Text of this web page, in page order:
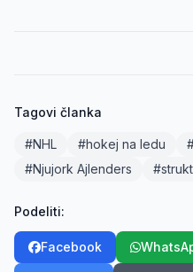
Tagovi članka
#NHL #hokej na ledu
#Njujork Ajlenders
Podeliti:
Facebook